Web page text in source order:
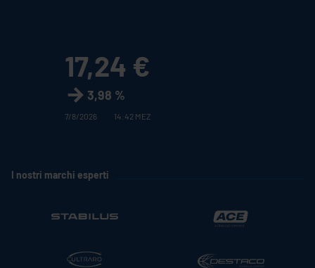
17,24 €
3,98 %
7/8/2026 14:42 MEZ
I nostri marchi esperti